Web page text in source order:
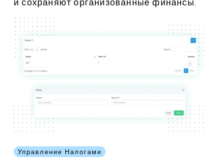
и сохраняют организованные финансы.
Управление Налогами